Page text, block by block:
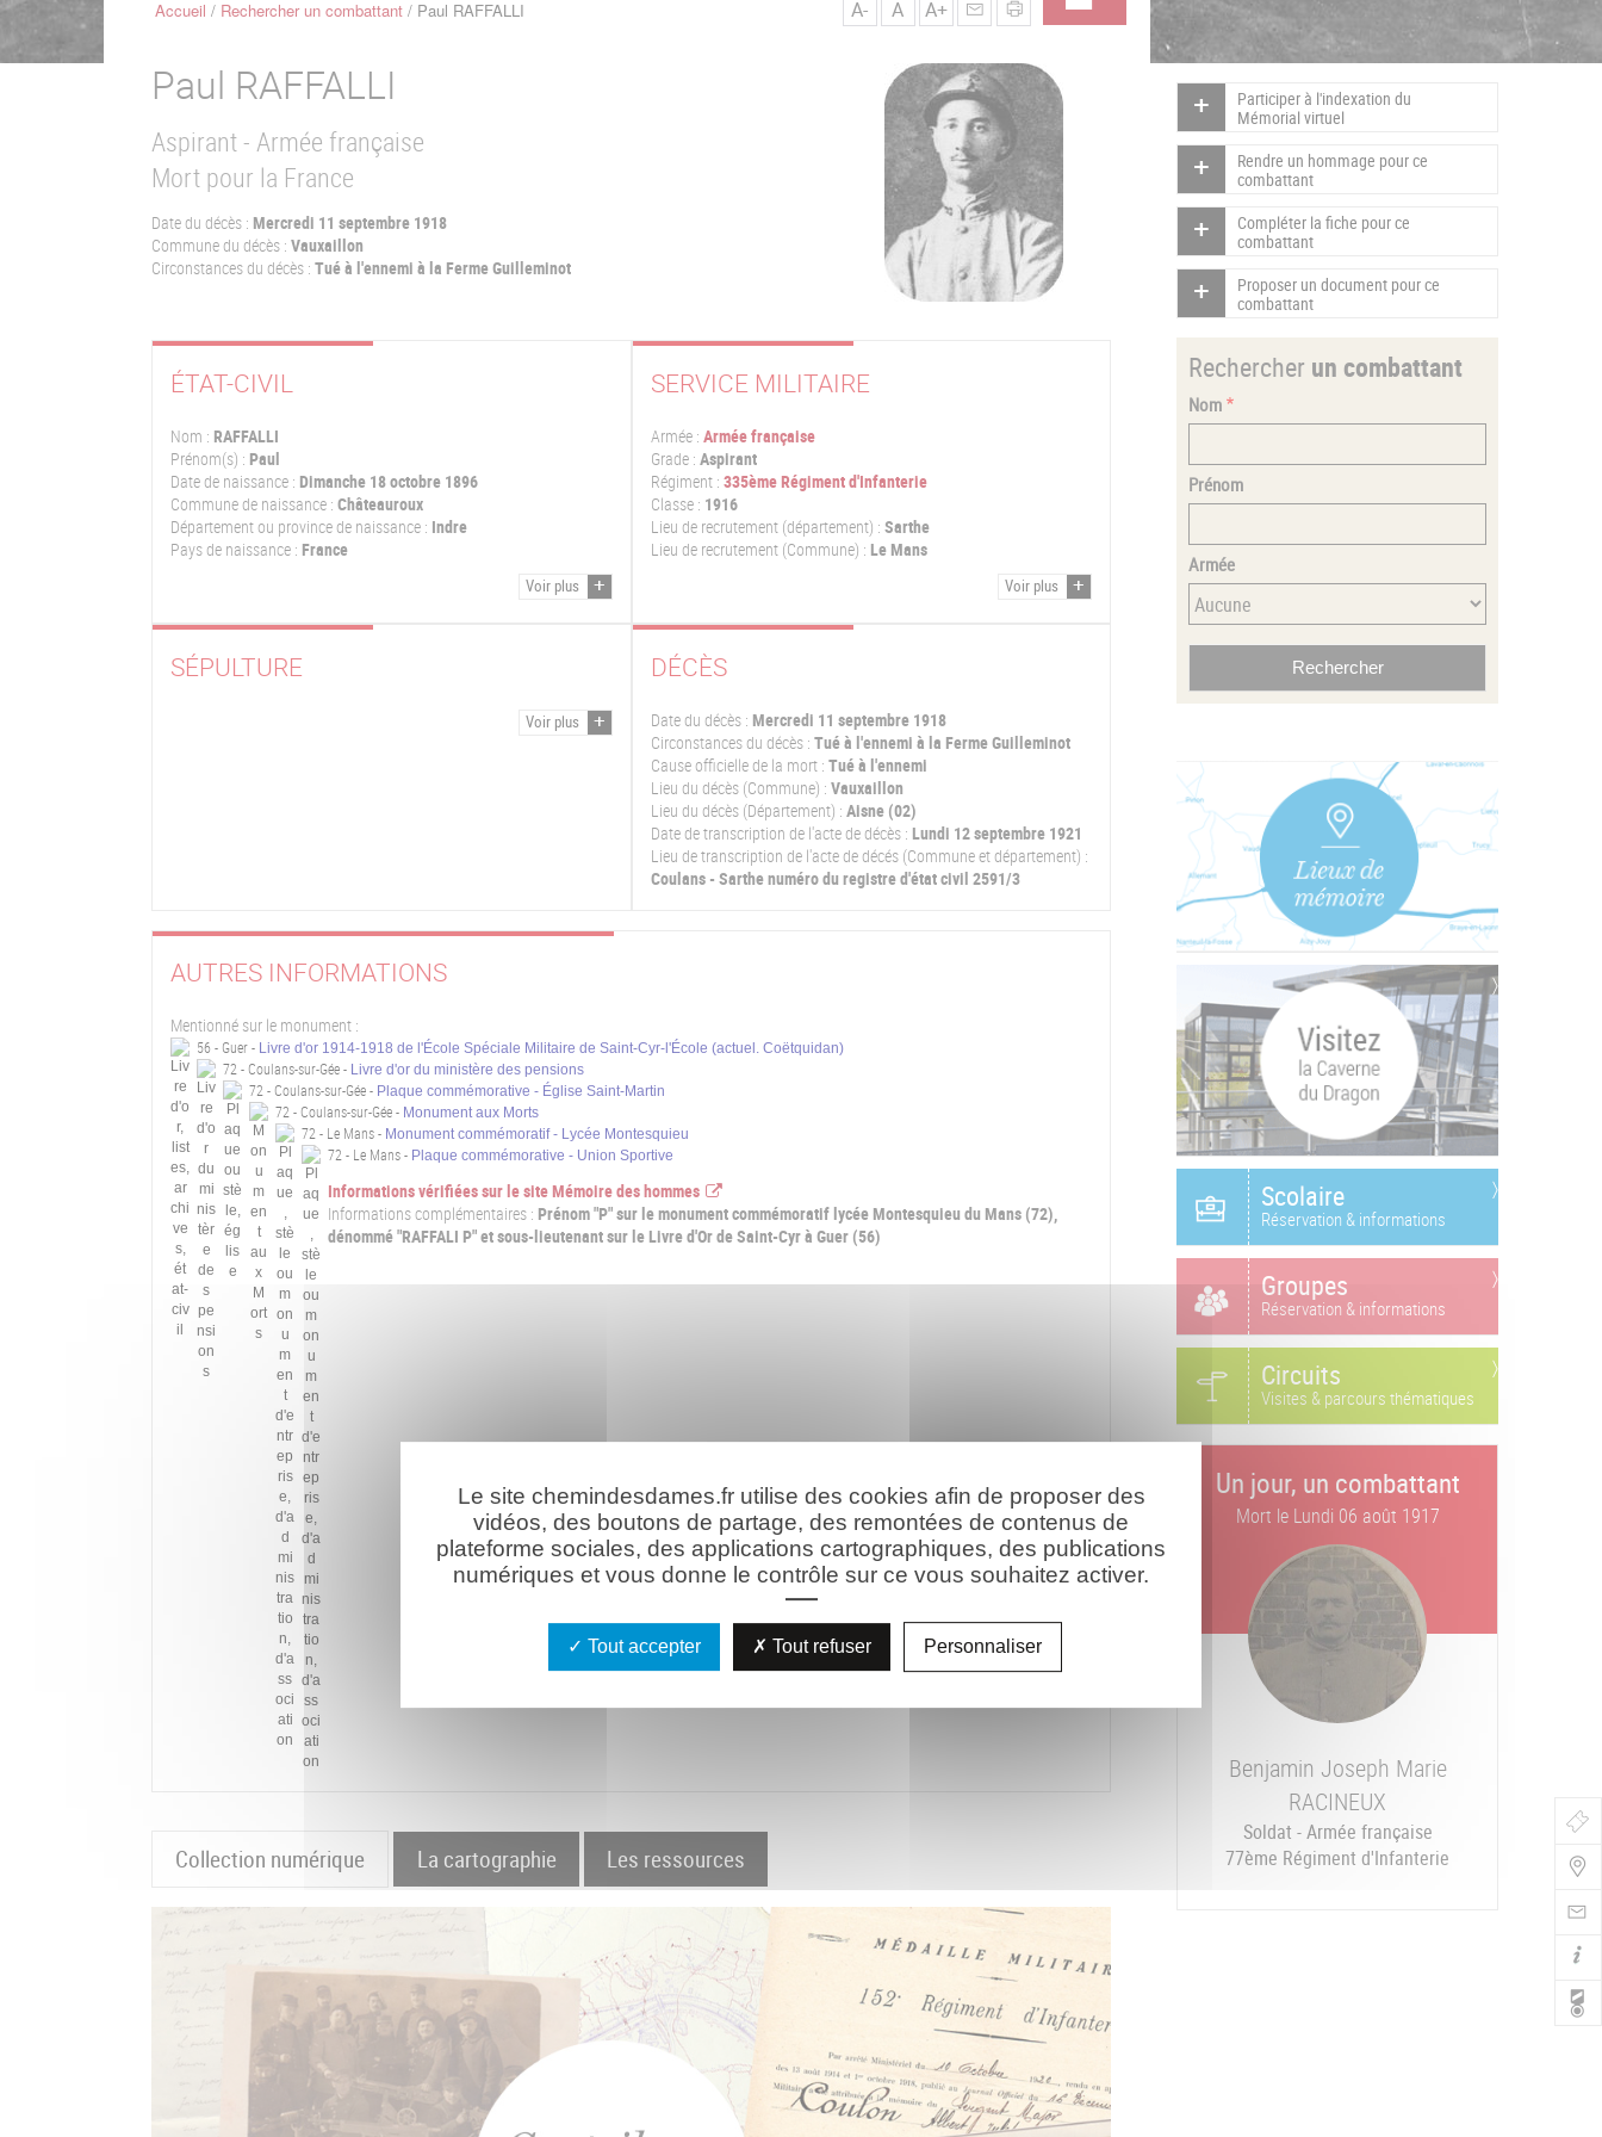
de
FilAccueil Rechercher un combattant Paul RAFFALLI A- A A+
Paul RAFFALLI
Aspirant - Armée française
Mort pour la France
Date du décès : Mercredi 11 septembre 1918
Commune du décès : Vauxaillon
Circonstances du décès : Tué à l'ennemi à la Ferme Guilleminot
ÉTAT-CIVIL
Nom : RAFFALLI
Prénom(s) : Paul
Date de naissance : Dimanche 18 octobre 1896
Commune de naissance : Châteauroux
Département ou province de naissance : Indre
Pays de naissance : France
Voir plus
SERVICE MILITAIRE
Armée : Armée française
Grade : Aspirant
Régiment : 335ème Régiment d'Infanterie
Classe : 1916
Lieu de recrutement (département) : Sarthe
Lieu de recrutement (Commune) : Le Mans
Voir plus
SÉPULTURE
Voir plus
DÉCÈS
Date du décès : Mercredi 11 septembre 1918
Circonstances du décès : Tué à l'ennemi à la Ferme Guilleminot
Cause officielle de la mort : Tué à l'ennemi
Lieu du décès (Commune) : Vauxaillon
Lieu du décès (Département) : Aisne (02)
Date de transcription de l'acte de décès : Lundi 12 septembre 1921
Lieu de transcription de l'acte de décés (Commune et département) :
Coulans - Sarthe numéro du registre d'état civil 2591/3
AUTRES INFORMATIONS
Mentionné sur le monument :
56 - Guer - Livre d'or 1914-1918 de l'École Spéciale Militaire de Saint-Cyr-l'École (actuel. Coëtquidan)
72 - Coulans-sur-Gée - Livre d'or du ministère des pensions
72 - Coulans-sur-Gée - Plaque commémorative - Église Saint-Martin
72 - Coulans-sur-Gée - Monument aux Morts
72 - Le Mans - Monument commémoratif - Lycée Montesquieu
72 - Le Mans - Plaque commémorative - Union Sportive
Informations vérifiées sur le site Mémoire des hommes
Informations complémentaires : Prénom "P" sur le monument commémoratif lycée Montesquieu du Mans (72),
dénommé "RAFFALI P" et sous-lieutenant sur le Livre d'Or de Saint-Cyr à Guer (56)
Collection numérique La cartographie Les ressources
Participer à l'indexation du
Mémorial virtuel
Rendre un hommage pour ce
combattant
Compléter la fiche pour ce
combattant
Proposer un document pour ce
combattant
Rechercher un combattant
Nom
Prénom
Armée
Scolaire
Réservation & informations
Groupes
Réservation & informations
Circuits
Visites & parcours thématiques
Un jour, un combattant
Mort le Lundi 06 août 1917
Benjamin Joseph Marie
RACINEUX
Soldat - Armée française
77ème Régiment d'Infanterie
Le site chemindesdames.fr utilise des cookies afin de proposer des
vidéos, des boutons de partage, des remontées de contenus de
plateforme sociales, des applications cartographiques, des publications
numériques et vous donne le contrôle sur ce vous souhaitez activer.
Tout accepter Tout refuser Personnaliser